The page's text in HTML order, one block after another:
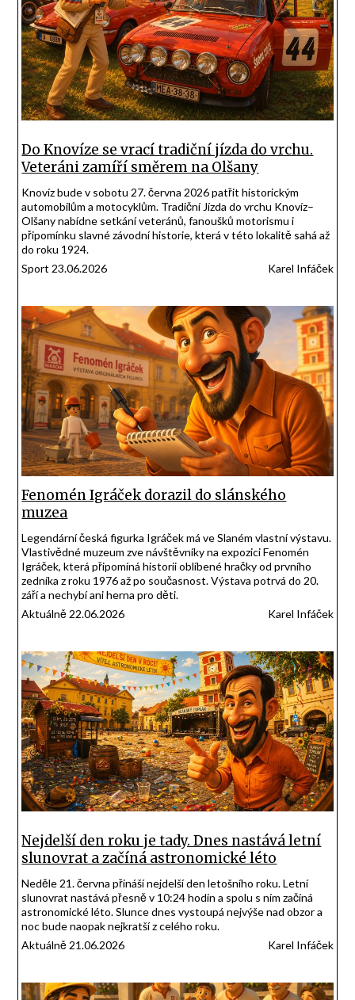
Do Knovíze se vrací tradiční jízda do vrchu.
Veteráni zamíří směrem na Olšany
Knovíz bude v sobotu 27. června 2026 patřit historickým
automobilům a motocyklům. Tradiční Jízda do vrchu Knovíz–
Olšany nabídne setkání veteránů, fanoušků motorismu i
připomínku slavné závodní historie, která v této lokalitě sahá až
do roku 1924.
Sport 23.06.2026
Karel Infáček
Fenomén Igráček dorazil do slánského
muzea
Legendární česká figurka Igráček má ve Slaném vlastní výstavu.
Vlastivědné muzeum zve návštěvníky na expozici Fenomén
Igráček, která připomíná historii oblíbené hračky od prvního
zedníka z roku 1976 až po současnost. Výstava potrvá do 20.
září a nechybí ani herna pro děti.
Aktuálně 22.06.2026
Karel Infáček
Nejdelší den roku je tady. Dnes nastává letní
slunovrat a začíná astronomické léto
Neděle 21. června přináší nejdelší den letošního roku. Letní
slunovrat nastává přesně v 10:24 hodin a spolu s ním začíná
astronomické léto. Slunce dnes vystoupá nejvýše nad obzor a
noc bude naopak nejkratší z celého roku.
Aktuálně 21.06.2026
Karel Infáček